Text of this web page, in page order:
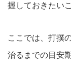
握しておきたい
ここでは、打撲
治るまでの目安